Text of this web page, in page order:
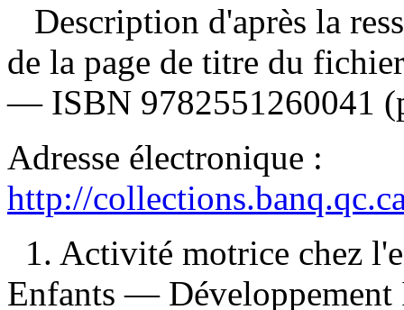
Description d'après la
de la page de titre du
— ISBN 9782551260041
Adresse électronique :
http://
1. Activité motrice chez
Enfants — Développement